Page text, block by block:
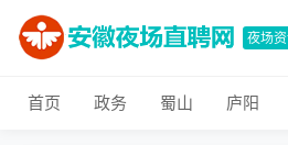
夜场
首页 政务 蜀山 庐阳